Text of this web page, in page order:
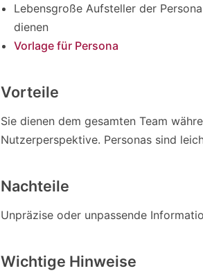
Lebensgroße Aufsteller der
dienen
Vorlage für Persona
Vorteile
Sie dienen dem gesamten Team
Nutzerperspektive. Personas sind
Nachteile
Unpräzise oder unpassende
Wichtige Hinweise